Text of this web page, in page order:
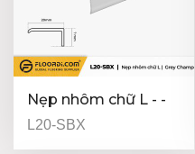
Nẹp nhôm chữ L - -
Grey Champagne
L20-SBX